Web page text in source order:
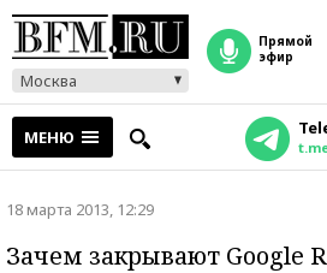
Москва
прямой
эфир
МЕНЮ
18 марта 2013, 12:29
Зачем закрывают Google